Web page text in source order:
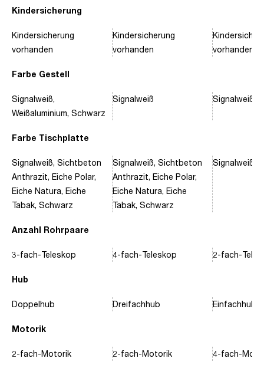
Kindersicherung
Farbe Gestell
Farbe Tischplatte
Anzahl Rohrpaare
Hub
Motorik
Kindersicherung
vorhanden
Signalweiß,
Weißaluminium, Schwarz
Signalweiß, Sichtbeton
Anthrazit, Eiche Polar,
Eiche Natura, Eiche
Tabak, Schwarz
3-fach-Teleskop
Doppelhub
2-fach-Motorik
Kindersicherung
vorhanden
Signalweiß
Signalweiß, Sichtbeton
Anthrazit, Eiche Polar,
Eiche Natura, Eiche
Tabak, Schwarz
4-fach-Teleskop
Dreifachhub
2-fach-Motorik
vorhanden
Signalweiß,
Signalweiß,
2-fach-
Einfachhub
4-fach-